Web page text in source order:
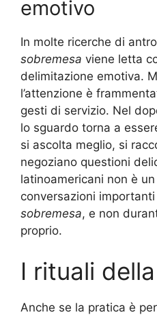
emotivo
In molte ricerche di
sobremesa viene letta
delimitazione emotiva.
l’attenzione è
gesti di servizio. Nel
lo sguardo torna a
si ascolta meglio, si
negoziano questioni
latinoamericani non è
conversazioni
sobremesa, e non
proprio.
I rituali
Anche se la pratica è